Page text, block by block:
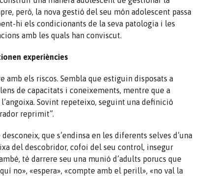
però, la nova gestió del seu món adolescent passa
hi els condicionants de la seva patologia i les
amb les quals han conviscut.
experiències
amb els riscos. Sembla que estiguin disposats a
de capacitats i coneixements, mentre que a
Sovint repeteixo, seguint una definició
reprimit”.
que s’endinsa en les diferents selves d’una
del descobridor, cofoi del seu control, insegur
té darrere seu una munió d’adults porucs que
no», «espera», «compte amb el perill», «no val la